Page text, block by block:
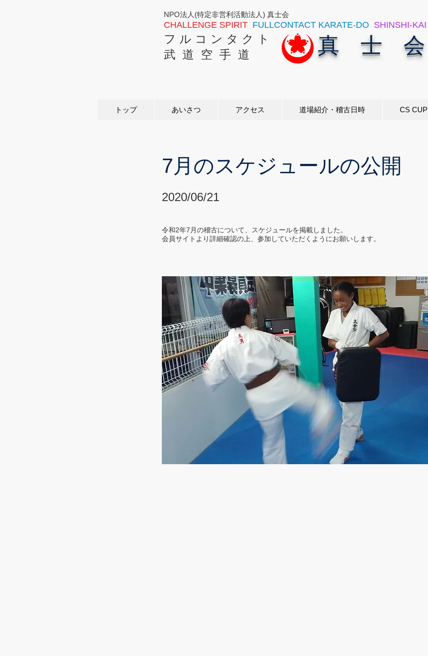
CHALLENGE SPIRIT FULLCONTACT KARATE-DO SHINSHI-KAI
フ ル コ ン タ ク ト
武 道 空 手 道
真 士 会
NPO法人(特定非営利活動法人) 真士会
トップ あいさつ アクセス 道場紹介・稽古日時 CS CUP
7月のスケジュールの公開
2020/06/21
令和2年7月の稽古について、スケジュールを掲載しました。
会員サイトより詳細確認の上、参加していただくようにお願いします。